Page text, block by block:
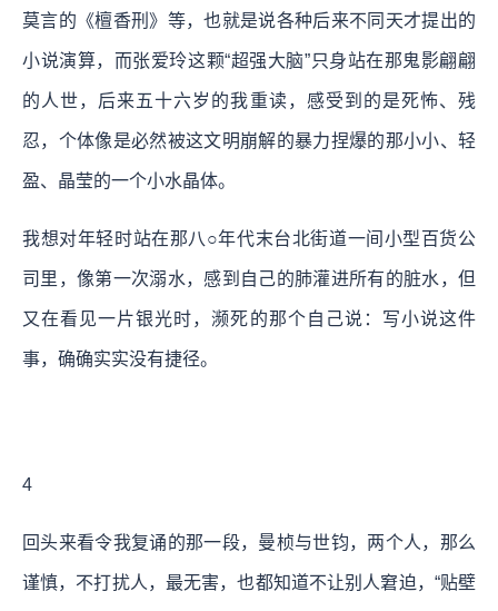
莫言的《檀香刑》等，也就是说各种后来不同天才提出的
小说演算，而张爱玲这颗“超强大脑”只身站在那鬼影翩翩
的人世，后来五十六岁的我重读，感受到的是死怖、残
忍，个体像是必然被这文明崩解的暴力捏爆的那小小、轻
盈、晶莹的一个小水晶体。
我想对年轻时站在那八○年代末台北街道一间小型百货公
司里，像第一次溺水，感到自己的肺灌进所有的脏水，但
又在看见一片银光时，濒死的那个自己说：写小说这件
事，确确实实没有捷径。
4
回头来看令我复诵的那一段，曼桢与世钧，两个人，那么
谨慎，不打扰人，最无害，也都知道不让别人窘迫，“贴壁